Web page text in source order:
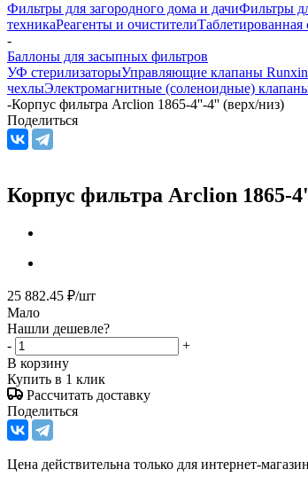
Фильтры для загородного дома и дачиФильтры
техникаРеагенты и очистителиТаблетированная
-
Баллоны для засыпных фильтров
УФ стерилизаторыУправляющие клапаны Runxin
чехлыЭлектромагнитные (соленоидные)
-Корпус фильтра Arclion 1865-4''-4'' (верх/низ)
Поделиться
Корпус фильтра Arclion 1865-
25 882.45 ₽/шт
Мало
Нашли дешевле?
-
+
В корзину
Купить в 1 клик
Рассчитать доставку
Поделиться
Цена действительна только для интернет-